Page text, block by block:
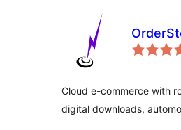
Cloud e-commerce with
digital downloads,